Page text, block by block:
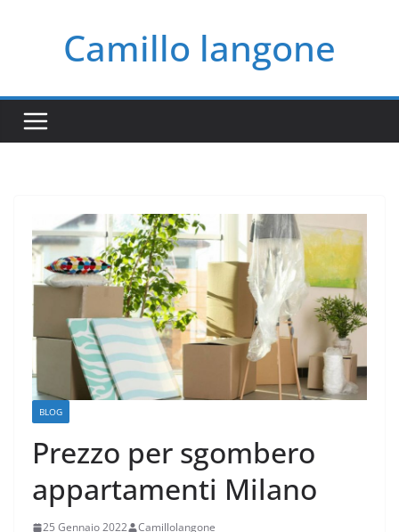
contenutoCamillo langone
BLOG
Prezzo per sgombero
appartamenti Milano
25 Gennaio 2022 Camillolangone